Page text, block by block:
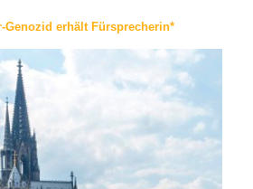
Genozid erhält Fürsprecherin*